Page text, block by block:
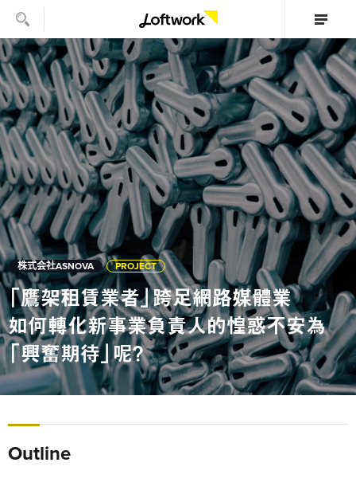
株式会社ASNOVA PROJECT
「鷹架租賃業者」跨足網路媒體業
如何轉化新事業負責人的惶惑不安為
「興奮期待」呢？
Outline